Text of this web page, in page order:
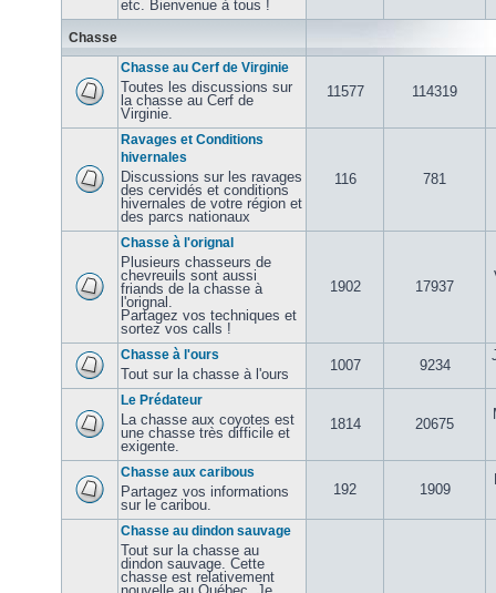
etc. Bienvenue à tous !
Chasse
Chasse au Cerf de Virginie
Toutes les discussions sur
la chasse au Cerf de
Virginie.
11577 114319
Ravages et Conditions
hivernales
Discussions sur les ravages
des cervidés et conditions
hivernales de votre région et
des parcs nationaux
116 781
Chasse à l'orignal
Plusieurs chasseurs de
chevreuils sont aussi
friands de la chasse à
l'orignal.
Partagez vos techniques et
sortez vos calls !
1902 17937
Chasse à l'ours
Tout sur la chasse à l'ours
1007 9234
Le Prédateur
La chasse aux coyotes est
une chasse très difficile et
exigente.
1814 20675
Chasse aux caribous
Partagez vos informations
sur le caribou.
192 1909
Chasse au dindon sauvage
Tout sur la chasse au
dindon sauvage. Cette
chasse est relativement